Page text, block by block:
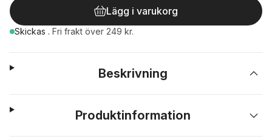
Lägg i varukorg
Skickas . Fri frakt över 249 kr.
Beskrivning
Produktinformation